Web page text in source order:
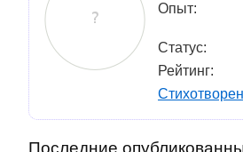
Опыт:
Статус:
Рейтинг:
Последние